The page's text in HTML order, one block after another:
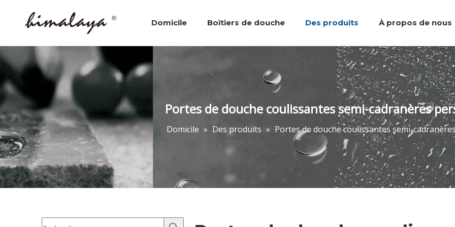
Domicile Boîtiers de douche Des produits À propos de nous
Portes de douche coulissantes semi-cadranères
Domicile » Des produits » Portes de douche coulissantes semi-